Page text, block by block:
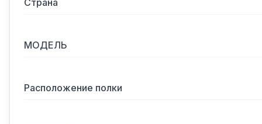
Страна
МОДЕЛЬ
Расположение полки